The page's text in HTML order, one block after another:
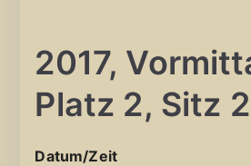
2017,
Platz 2, Sitz 2
Datum/Zeit